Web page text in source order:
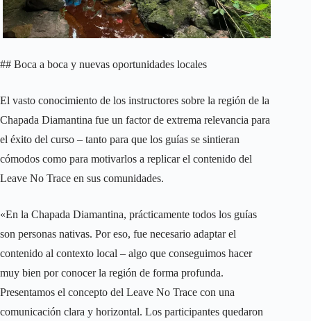
## Boca a boca y nuevas oportunidades locales
El vasto conocimiento de los instructores sobre la región de la
Chapada Diamantina fue un factor de extrema relevancia para
el éxito del curso – tanto para que los guías se sintieran
cómodos como para motivarlos a replicar el contenido del
Leave No Trace en sus comunidades.
«En la Chapada Diamantina, prácticamente todos los guías
son personas nativas. Por eso, fue necesario adaptar el
contenido al contexto local – algo que conseguimos hacer
muy bien por conocer la región de forma profunda.
Presentamos el concepto del Leave No Trace con una
comunicación clara y horizontal. Los participantes quedaron